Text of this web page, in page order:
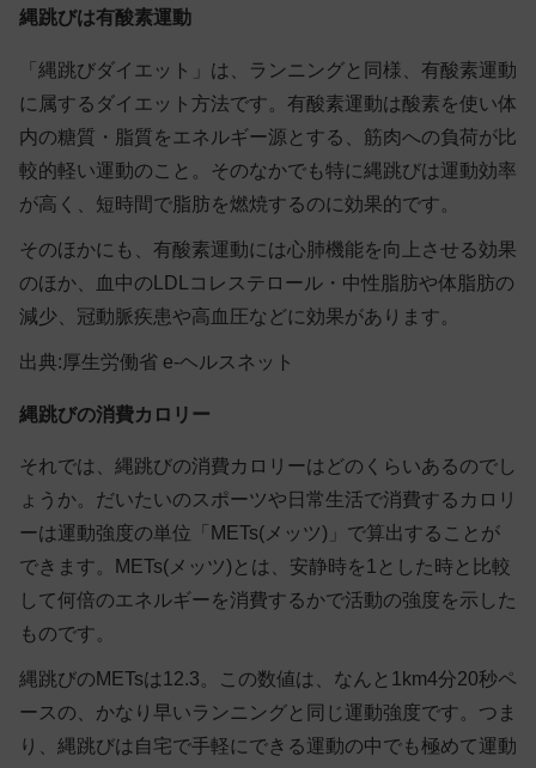
縄跳びは有酸素運動
「縄跳びダイエット」は、ランニングと同様、有酸素運動
に属するダイエット方法です。有酸素運動は酸素を使い体
内の糖質・脂質をエネルギー源とする、筋肉への負荷が比
較的軽い運動のこと。そのなかでも特に縄跳びは運動効率
が高く、短時間で脂肪を燃焼するのに効果的です。
そのほかにも、有酸素運動には心肺機能を向上させる効果
のほか、血中のLDLコレステロール・中性脂肪や体脂肪の
減少、冠動脈疾患や高血圧などに効果があります。
出典: 厚生労働省 e-ヘルスネット
縄跳びの消費カロリー
それでは、縄跳びの消費カロリーはどのくらいあるのでし
ょうか。だいたいのスポーツや日常生活で消費するカロリ
ーは運動強度の単位「METs(メッツ)」で算出することが
できます。METs(メッツ)とは、安静時を1とした時と比較
して何倍のエネルギーを消費するかで活動の強度を示した
ものです。
縄跳びのMETsは12.3。この数値は、なんと1km4分20秒ペ
ースの、かなり早いランニングと同じ運動強度です。つま
り、縄跳びは自宅で手軽にできる運動の中でも極めて運動